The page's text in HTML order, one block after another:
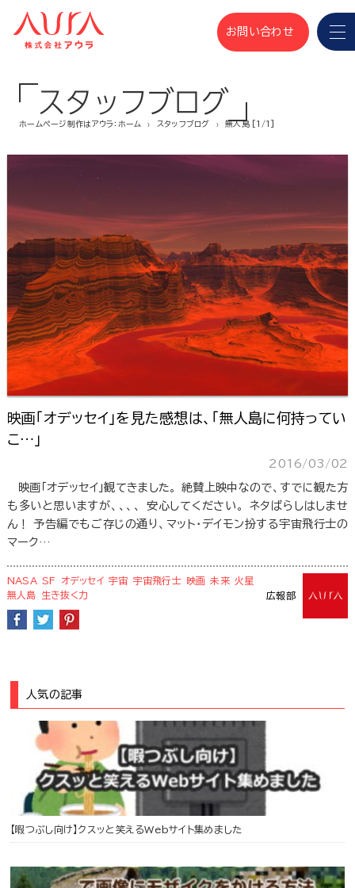
お問い合わせ
スタッフブログ
ホームページ制作はアウラ：ホーム スタッフブログ 無人島 [1/1]
映画「オデッセイ」を見た感想は、「無人島に何持ってい
こ…」
2016/03/02
映画「オデッセイ」観てきました。 絶賛上映中なので、すでに観た方
も多いと思いますが、、、、 安心してください。 ネタばらしはしませ
ん！ 予告編でもご存じの通り、マット・デイモン扮する宇宙飛行士の
マーク…
広報部
NASA SF オデッセイ 宇宙 宇宙飛行士 映画 未来 火星
無人島
生き抜く力
人気の記事
【暇つぶし向け】クスッと笑えるWebサイト集めました